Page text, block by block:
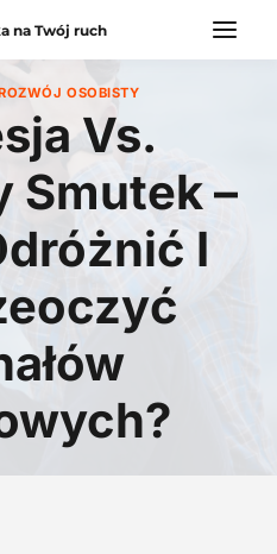
na Twój ruch
OSOBISTY
Vs.
Smutek –
I